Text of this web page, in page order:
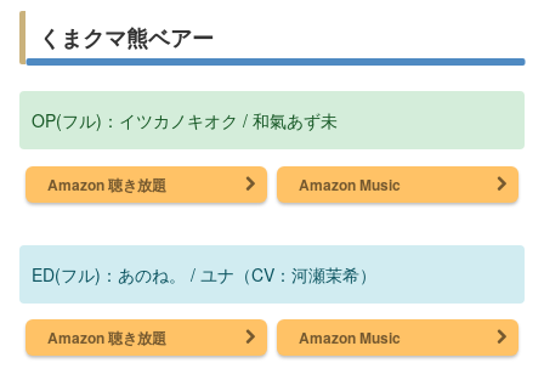
くまクマ熊ベアー
OP(フル)：イツカノキオク / 和氣あず未
Amazon 聴き放題 Amazon Music
ED(フル)：あのね。 / ユナ（CV：河瀬茉希）
Amazon 聴き放題 Amazon Music